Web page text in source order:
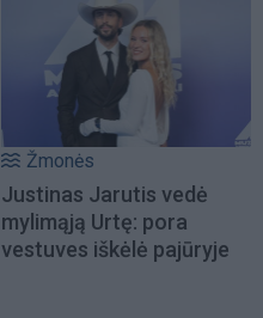
Žmonės
Justinas Jarutis vedė
mylimąją Urtę: pora
vestuves iškėlė pajūryje